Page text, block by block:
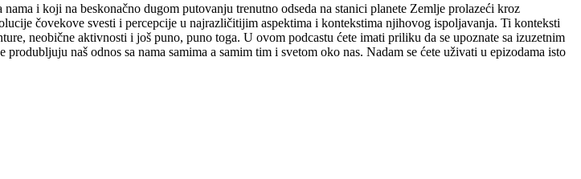
i koji na beskonačno dugom putovanju trenutno odseda na stanici planete Zemlje prolazeći kroz
čovekove svesti i percepcije u najrazličitijim aspektima i kontekstima njihovog ispoljavanja. Ti konteksti
neobične aktivnosti i još puno, puno toga. U ovom podcastu ćete imati priliku da se upoznate sa izuzetnim
naš odnos sa nama samima a samim tim i svetom oko nas. Nadam se ćete uživati u epizodama isto